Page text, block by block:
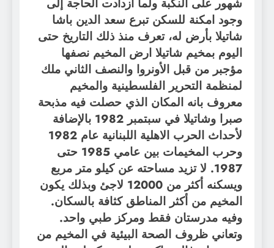
وجود امكنة للسكن تبرع سعد الدين باشا
شاتيلا بأرض له، تعرف منذ ذلك التاريخ حتى
اليوم بمخيم شاتيلا ارض المخيم نصفها
مؤجبر من قبل الأونروا والنصف الثاني ملك
لمنظمة التحرير الفلسطينية والمخيم
معروف بانه المكان الذي حصلت فيه مذبحة
صبرا وشاتيلا في سبتمبر 1982 بالإضافة
لأحداث الحرب الاهلية اللبنانية عام 1982
وحرب المخيمات بين عامي 1985 حتى
1987. لا تزيد مساحته عن كيلو متر مربع
ويسكنه أكثر من 12000 لاجئ وبذلك يكون
المخيم من أكثر المناطق كثافة بالسكان.
وفيه مدرستان فقط ومركز طبي واحد.
وتعاني ظروف الصحة البيئية في المخيم من